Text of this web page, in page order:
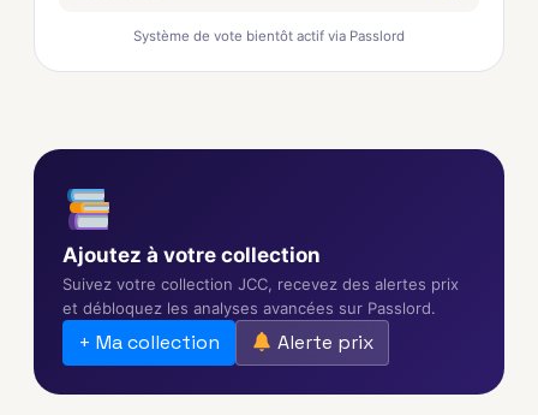
Système de vote bientôt actif via Passlord
Ajoutez à votre collection
Suivez votre collection JCC, recevez des alertes prix
et débloquez les analyses avancées sur Passlord.
+ Ma collection Alerte prix